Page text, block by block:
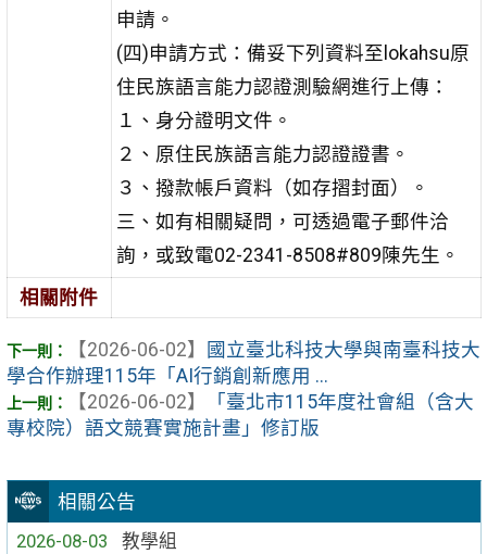
相關公告
2026-08-03
教學組
申請。
(四)申請方式：備妥下列資料至lokahsu原
住民族語言能力認證測驗網進行上傳：
１、身分證明文件。
２、原住民族語言能力認證證書。
３、撥款帳戶資料（如存摺封面）。
三、如有相關疑問，可透過電子郵件洽
詢，或致電02-2341-8508#809陳先生。
相關附件
【2026-06-02】
國立臺北科技大學與南臺科技大
學合作辦理115年「AI行銷創新應用 ...
【2026-06-02】
「臺北市115年度社會組（含大
專校院）語文競賽實施計畫」修訂版